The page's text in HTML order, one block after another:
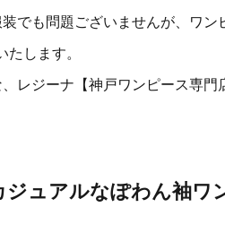
でも問題ございませんが、ワ
します。
レジーナ【神戸ワンピース専門
ジュアルなぽわん袖ワ